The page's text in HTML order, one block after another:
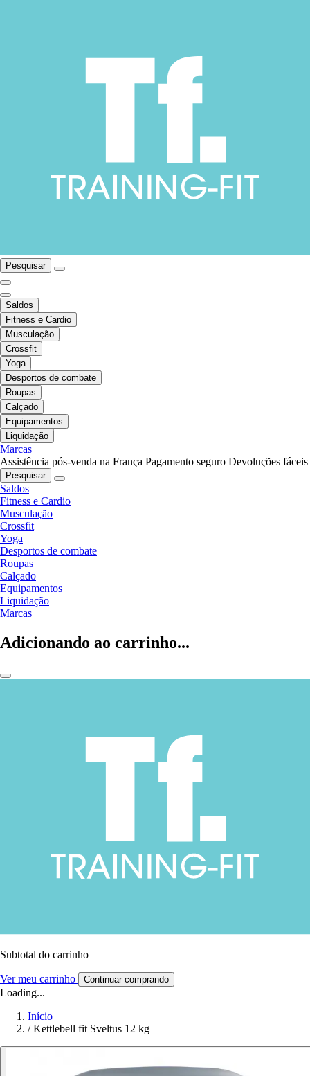
Pesquisar
Saldos
Fitness e Cardio
Musculação
Crossfit
Yoga
Desportos de combate
Roupas
Calçado
Equipamentos
Liquidação
Marcas
Assistência pós-venda na França Pagamento seguro Devoluções fáceis
Pesquisar
Saldos
Fitness e Cardio
Musculação
Crossfit
Yoga
Desportos de combate
Roupas
Calçado
Equipamentos
Liquidação
Marcas
Adicionando ao carrinho...
Subtotal do carrinho
Ver meu carrinho Continuar comprando
Loading...
Início
/ Kettlebell fit Sveltus 12 kg